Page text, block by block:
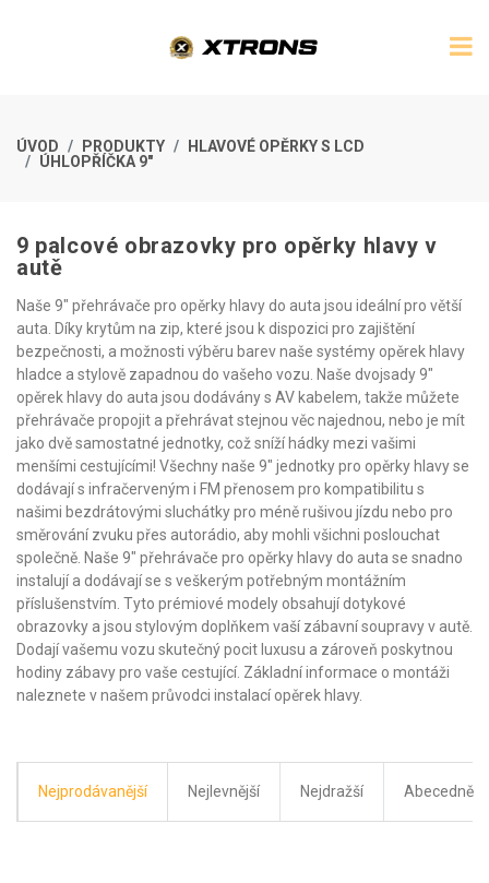
ÚVOD PRODUKTY
HLAVOVÉ OPĚRKY S LCD
ÚHLOPŘÍČKA 9"
9 palcové obrazovky pro opěrky hlavy v
autě
Naše 9" přehrávače pro opěrky hlavy do auta jsou ideální pro větší
auta. Díky krytům na zip, které jsou k dispozici pro zajištění
bezpečnosti, a možnosti výběru barev naše systémy opěrek hlavy
hladce a stylově zapadnou do vašeho vozu. Naše dvojsady 9"
opěrek hlavy do auta jsou dodávány s AV kabelem, takže můžete
přehrávače propojit a přehrávat stejnou věc najednou, nebo je mít
jako dvě samostatné jednotky, což sníží hádky mezi vašimi
menšími cestujícími! Všechny naše 9" jednotky pro opěrky hlavy se
dodávají s infračerveným i FM přenosem pro kompatibilitu s
našimi bezdrátovými sluchátky pro méně rušivou jízdu nebo pro
směrování zvuku přes autorádio, aby mohli všichni poslouchat
společně. Naše 9" přehrávače pro opěrky hlavy do auta se snadno
instalují a dodávají se s veškerým potřebným montážním
příslušenstvím. Tyto prémiové modely obsahují dotykové
obrazovky a jsou stylovým doplňkem vaší zábavní soupravy v autě.
Dodají vašemu vozu skutečný pocit luxusu a zároveň poskytnou
hodiny zábavy pro vaše cestující. Základní informace o montáži
naleznete v našem průvodci instalací opěrek hlavy.
Nejprodávanější Nejlevnější Nejdražší Abecedně